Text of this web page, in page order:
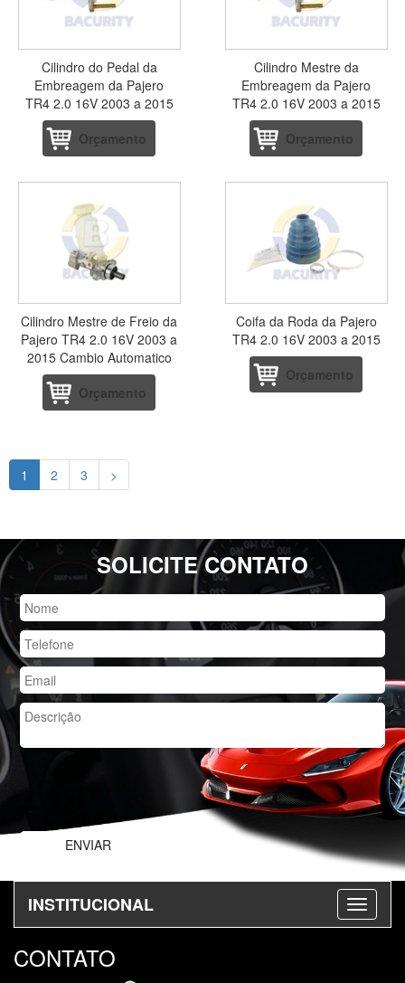
Cilindro do Pedal da
Embreagem da Pajero
TR4 2.0 16V 2003 a 2015
Orçamento
Cilindro Mestre da
Embreagem da Pajero
TR4 2.0 16V 2003 a 2015
Orçamento
Cilindro Mestre de Freio da
Pajero TR4 2.0 16V 2003 a
2015 Cambio Automatico
Orçamento
Coifa da Roda da Pajero
TR4 2.0 16V 2003 a 2015
Orçamento
1 2 3 >
SOLICITE CONTATO
INSTITUCIONAL
CONTATO